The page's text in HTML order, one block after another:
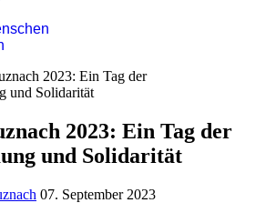
2023: Ein Tag der
und Solidarität
07. September 2023